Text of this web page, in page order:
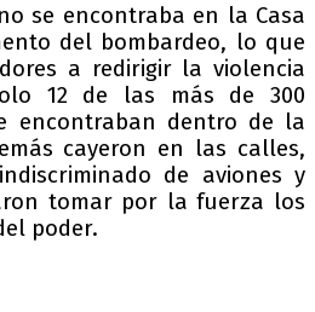
se encontraba en la Casa
del bombardeo, lo que
a redirigir la violencia
12 de las más de 300
encontraban dentro de la
cayeron en las calles,
de aviones y
tomar por la fuerza los
poder.